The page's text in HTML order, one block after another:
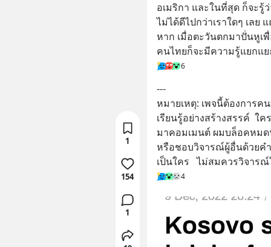
อเมริกา และในที่สุด ก็จะรู้
ไม่ได้ดีไปกว่าเราใดๆ เลย
หาก เมื่อตะวันตกมาปั่นหู
คนไทยก็จะมีความรู้แยกแ
6
---
หมายเหตุ: เพจนี้ต้องการค
เรียนรู้อย่างสร้างสรรค์
มาคอมเมนต์ ผมบล็อคหม
หรือชอบวิจารณ์ผู้อื่นด้วยค
เป็นใคร   ไม่สมควรวิจาร
4
1
154
1